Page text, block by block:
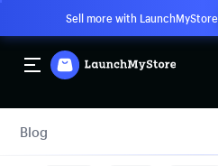
Sell more with LaunchMyStore
Blog